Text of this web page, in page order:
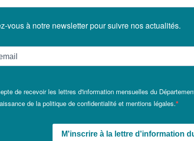
vous à notre newsletter pour suivre nos actualités.
de recevoir les lettres d'information mensuelles du
de la politique de confidentialité et mentions légales.
M'inscrire à la lettre d'information